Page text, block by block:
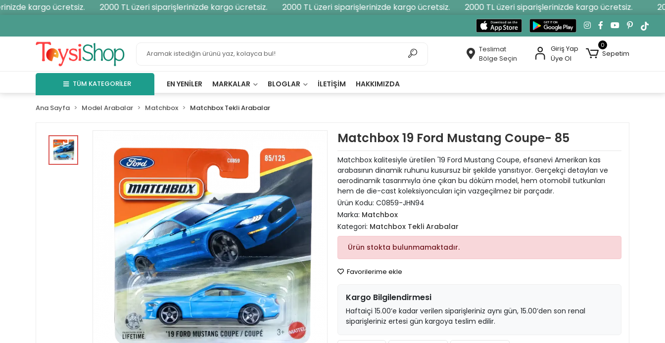
kargo ücretsiz. 2000 TL üzeri siparişlerinizde kargo ücretsiz. 2000 TL üzeri siparişlerinizde kargo ücretsiz. 2000 TL üzeri siparişlerinizde kargo ücretsiz.
Teslimat
Bölge Seçin
Giriş Yap
Üye Ol
0
Sepetim
TÜM KATEGORİLER EN YENILER MARKALAR BLOGLAR İLETIŞIM HAKKIMIZDA
Ana Sayfa Model Arabalar Matchbox Matchbox Tekli Arabalar
Matchbox 19 Ford Mustang Coupe- 85
Matchbox kalitesiyle üretilen '19 Ford Mustang Coupe, efsanevi Amerikan kas
arabasının dinamik ruhunu kusursuz bir şekilde yansıtıyor. Gerçekçi detayları ve
aerodinamik tasarımıyla öne çıkan bu döküm model, hem otomobil tutkunları
hem de die-cast koleksiyoncuları için vazgeçilmez bir parçadır.
Ürün Kodu: C0859-JHN94
Marka: Matchbox
Kategori: Matchbox Tekli Arabalar
Ürün stokta bulunmamaktadır.
Favorilerime ekle
Kargo Bilgilendirmesi
Haftaiçi 15.00’e kadar verilen siparişleriniz aynı gün, 15.00’den son renal
siparişleriniz ertesi gün kargoya teslim edilir.